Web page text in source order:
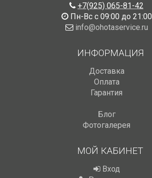
+7(925) 065-81-42
Пн-Вс с 09:00 до 21:00
info@ohotaservice.ru
ИНФОРМАЦИЯ
Доставка
Оплата
Гарантия
Блог
Фотогалерея
МОЙ КАБИНЕТ
Вход